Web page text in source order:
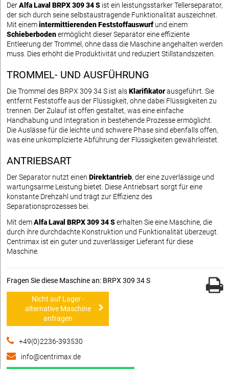
DerAlfa Laval BRPX 309 34 S ist ein leistungsstarker Tellerseparator,
der sich durch seine selbstaustragende Funktionalität auszeichnet.
Mit einemintermittierenden Feststoffauswurf und einem
Schieberbodenermöglicht dieser Separator eine effiziente
Entleerung der Trommel, ohne dass die Maschine angehalten werden
muss. Dies erhöht die Produktivität und reduziert Stillstandszeiten.
TROMMEL- UND AUSFÜHRUNG
Die Trommel des BRPX 309 34 S ist alsKlarifikatorausgeführt. Sie
entfernt Feststoffe aus der Flüssigkeit, ohne dabei Flüssigkeiten zu
trennen. Der Zulauf ist offen gestaltet, was eine einfache
Handhabung und Integration in bestehende Prozesse ermöglicht.
Die Auslässe für die leichte und schwere Phase sind ebenfalls offen,
was eine unkomplizierte Abführung der Flüssigkeiten gewährleistet.
ANTRIEBSART
Der Separator nutzt einen Direktantrieb, der eine zuverlässige und
wartungsarme Leistung bietet. Diese Antriebsart sorgt für eine
konstante Drehzahl und trägt zur Effizienz des
Separationsprozesses bei.
Mit demAlfa Laval BRPX 309 34 Serhalten Sie eine Maschine, die
durch ihre durchdachte Konstruktion und Funktionalität überzeugt.
Centrimax ist ein guter und zuverlässiger Lieferant für diese
Maschine.
Fragen Sie diese Maschine an: BRPX 309 34 S
Nicht auf Lager -
alternative Maschine
anfragen
+49(0)2236-393530
info@centrimax.de